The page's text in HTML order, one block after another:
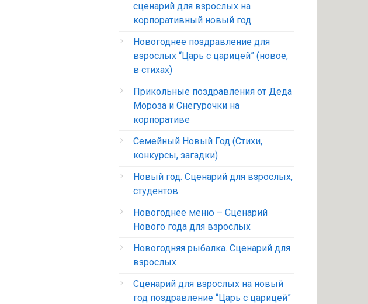
сценарий для взрослых на
корпоративный новый год
Новогоднее поздравление для
взрослых “Царь с царицей” (новое,
в стихах)
Прикольные поздравления от Деда
Мороза и Снегурочки на
корпоративе
Семейный Новый Год (Стихи,
конкурсы, загадки)
Новый год. Сценарий для взрослых,
студентов
Новогоднее меню – Сценарий
Нового года для взрослых
Новогодняя рыбалка. Сценарий для
взрослых
Сценарий для взрослых на новый
год поздравление “Царь с царицей”